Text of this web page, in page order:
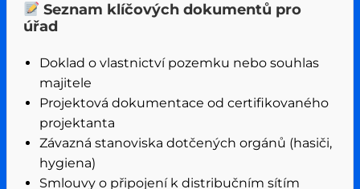
Seznam klíčových dokumentů pro
úřad
Doklad o vlastnictví pozemku nebo souhlas
majitele
Projektová dokumentace od certifikovaného
projektanta
Závazná stanoviska dotčených orgánů (hasiči,
hygiena)
Smlouvy o připojení k distribučním sítím